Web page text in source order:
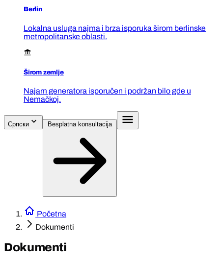
Berlin
Lokalna usluga najma i brza isporuka širom berlinske
metropolitanske oblasti.
Širom zemlje
Najam generatora isporučen i podržan bilo gde u
Nemačkoj.
Српски
Početna
Dokumenti
Dokumenti